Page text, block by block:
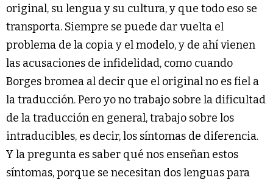
original, su lengua y su cultura, y que todo eso se
transporta. Siempre se puede dar vuelta el
problema de la copia y el modelo, y de ahí vienen
las acusaciones de infidelidad, como cuando
Borges bromea al decir que el original no es fiel a
la traducción. Pero yo no trabajo sobre la dificultad
de la traducción en general, trabajo sobre los
intraducibles, es decir, los síntomas de diferencia.
Y la pregunta es saber qué nos enseñan estos
síntomas, porque se necesitan dos lenguas para